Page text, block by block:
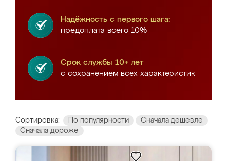
Надёжность с первого шага:
предоплата всего 10%
Срок службы 10+ лет
с сохранением всех характеристик
Сортировка: По популярности
Сначала дешевле
Сначала дороже